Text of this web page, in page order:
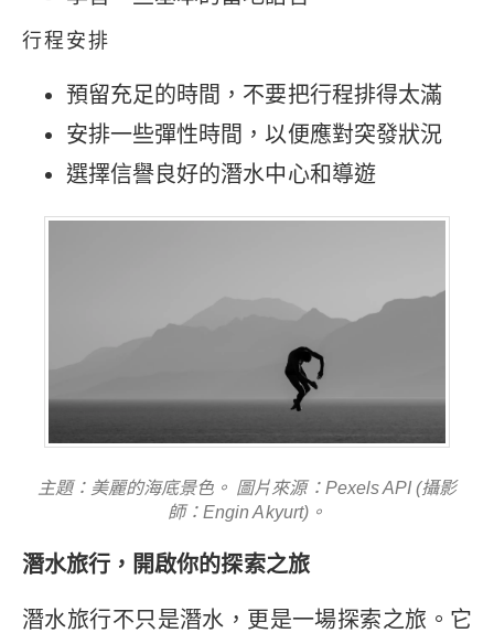
行程安排
預留充足的時間，不要把行程排得太滿
安排一些彈性時間，以便應對突發狀況
選擇信譽良好的潛水中心和導遊
主題：美麗的海底景色。 圖片來源：Pexels API (攝影
師：Engin Akyurt)。
潛水旅行，開啟你的探索之旅
潛水旅行不只是潛水，更是一場探索之旅。它